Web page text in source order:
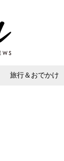
旅行＆おでかけ